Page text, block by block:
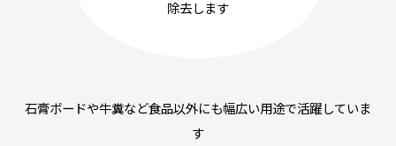
除去します
石膏ボードや牛糞など食品以外にも幅広い用途で活躍していま
す